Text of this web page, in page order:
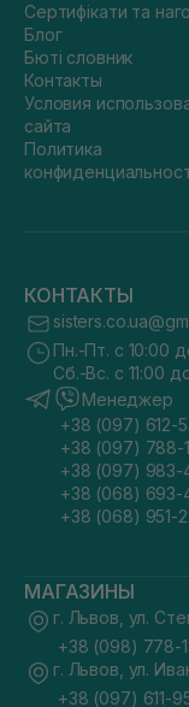
Сертифікати та
Блог
Бюті словник
Контакты
Условия
сайта
Политика
КОНТАКТЫ
Пн.-Пт. с 10:00
Сб.-Вс. с 11:00
Менеджер
+38 (097) 612-
+38 (097) 788-
+38 (097) 983-
+38 (068) 693-
+38 (068) 951-
МАГАЗИНЫ
г. Львов, ул.
+38 (098) 778-
г. Львов, ул.
+38 (097) 611-